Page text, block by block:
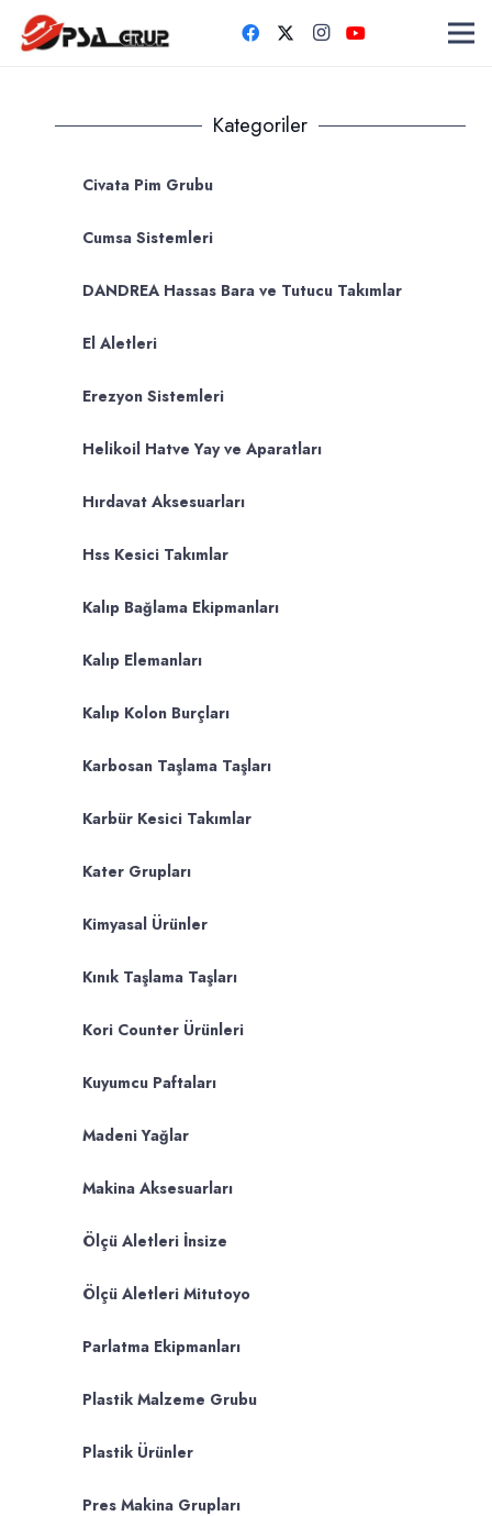
Kategoriler
Civata Pim Grubu
Cumsa Sistemleri
DANDREA Hassas Bara ve Tutucu Takımlar
El Aletleri
Erezyon Sistemleri
Helikoil Hatve Yay ve Aparatları
Hırdavat Aksesuarları
Hss Kesici Takımlar
Kalıp Bağlama Ekipmanları
Kalıp Elemanları
Kalıp Kolon Burçları
Karbosan Taşlama Taşları
Karbür Kesici Takımlar
Kater Grupları
Kimyasal Ürünler
Kınık Taşlama Taşları
Kori Counter Ürünleri
Kuyumcu Paftaları
Madeni Yağlar
Makina Aksesuarları
Ölçü Aletleri İnsize
Ölçü Aletleri Mitutoyo
Parlatma Ekipmanları
Plastik Malzeme Grubu
Plastik Ürünler
Pres Makina Grupları